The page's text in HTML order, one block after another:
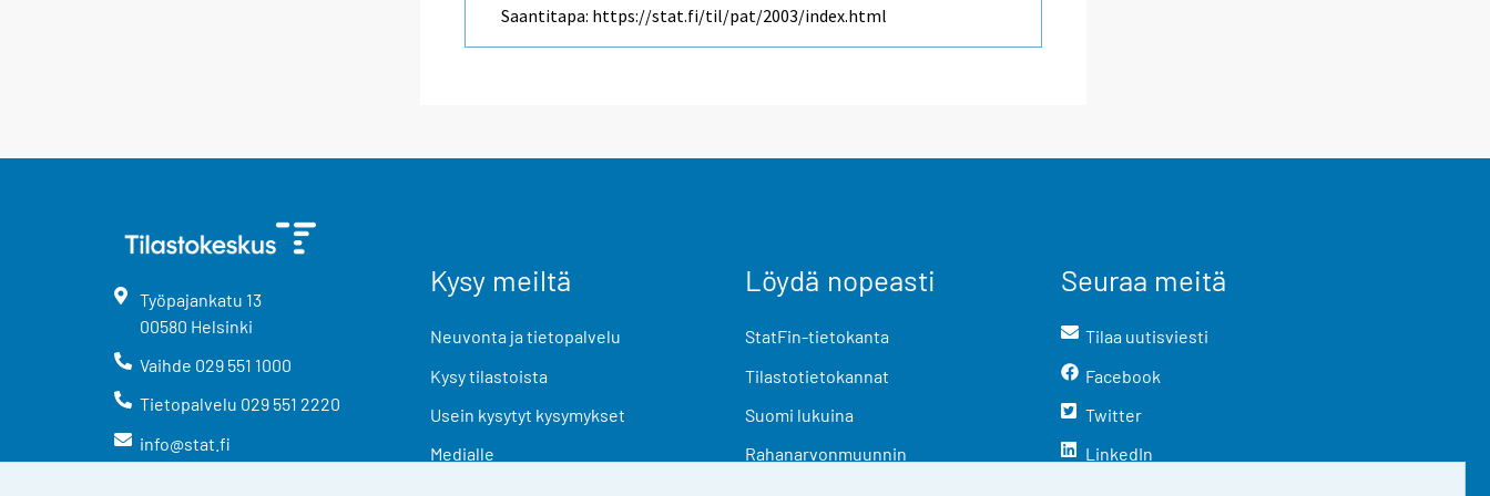
Saantitapa: https://stat.fi/til/pat/2003/index.html
Työpajankatu 13
00580 Helsinki
Vaihde 029 551 1000
Tietopalvelu 029 551 2220
info@stat.fi
Kysy meiltä
Neuvonta ja tietopalvelu
Kysy tilastoista
Usein kysytyt kysymykset
Medialle
Löydä nopeasti
StatFin-tietokanta
Tilastotietokannat
Suomi lukuina
Rahanarvonmuunnin
Seuraa meitä
Tilaa uutisviesti
Facebook
Twitter
LinkedIn